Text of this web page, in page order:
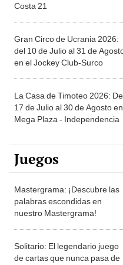
Costa 21
Gran Circo de Ucrania 2026:
del 10 de Julio al 31 de
en el Jockey Club-Surco
La Casa de Timoteo 2026:
17 de Julio al 30 de Agosto en
Mega Plaza - Independencia
Juegos
Mastergrama: ¡Descubre las
palabras escondidas en
nuestro Mastergrama!
Solitario: El legendario juego
de cartas que nunca pasa de